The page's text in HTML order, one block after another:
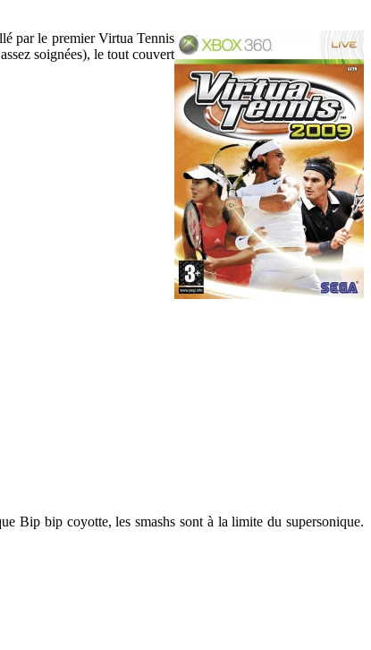
par le premier Virtua Tennis
soignées), le tout couvert
Bip bip coyotte, les smashs sont à la limite du supersonique.